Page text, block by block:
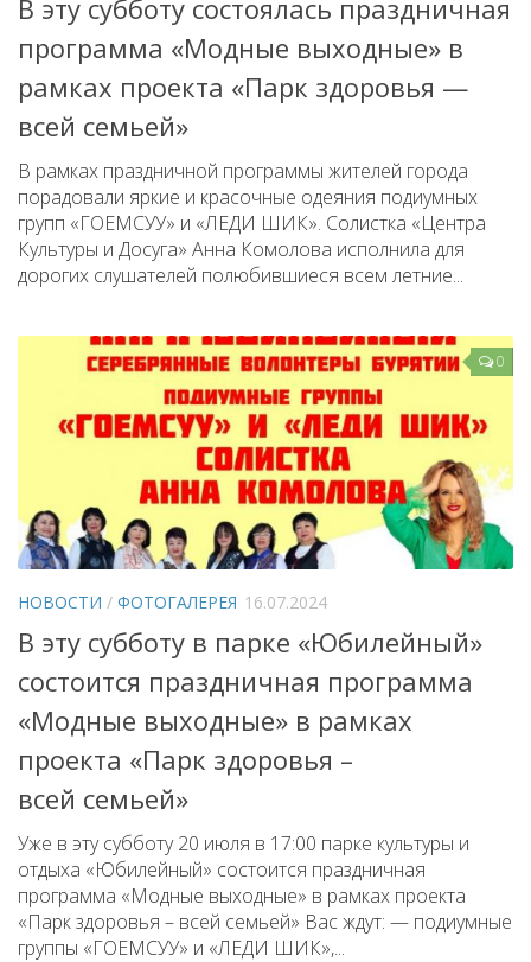
В эту субботу состоялась праздничная
программа «Модные выходные» в
рамках проекта «Парк здоровья —
всей семьей»
В рамках праздничной программы жителей города
порадовали яркие и красочные одеяния подиумных
групп «ГОЕМСУУ» и «ЛЕДИ ШИК». Солистка «Центра
Культуры и Досуга» Анна Комолова исполнила для
дорогих слушателей полюбившиеся всем летние...
0
НОВОСТИ / ФОТОГАЛЕРЕЯ 16.07.2024
В эту субботу в парке «Юбилейный»
состоится праздничная программа
«Модные выходные» в рамках
проекта «Парк здоровья –
всей семьей»
Уже в эту субботу 20 июля в 17:00 парке культуры и
отдыха «Юбилейный» состоится праздничная
программа «Модные выходные» в рамках проекта
«Парк здоровья – всей семьей» Вас ждут: — подиумные
группы «ГОЕМСУУ» и «ЛЕДИ ШИК»,...